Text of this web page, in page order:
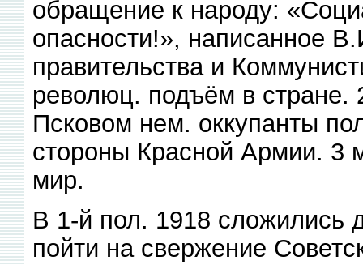
обращение к народу:
опасности!», написанное
правительства и
революц. подъём в
Псковом нем. оккупанты
стороны Красной Армии. 3
мир.
В 1-й пол. 1918 сложились
пойти на свержение